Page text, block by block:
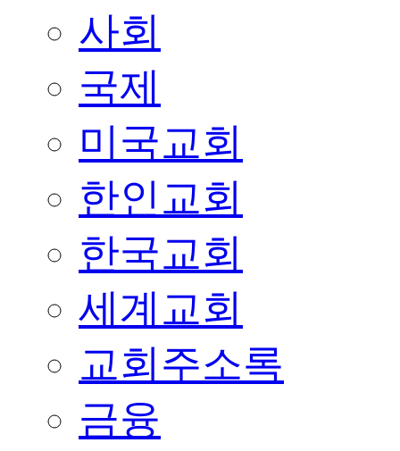
사회
국제
미국교회
한인교회
한국교회
세계교회
교회주소록
금융